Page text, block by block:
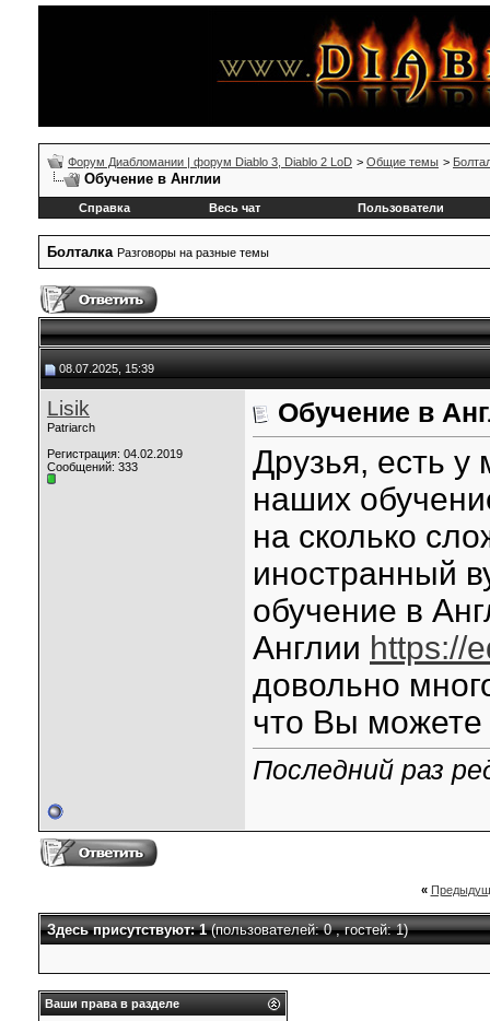
Форум Диабломании | форум Diablo 3, Diablo 2 LoD > Общие темы >
Обучение в Англии
Справка Весь чат Пользователи
Болталка Разговоры на разные темы
08.07.2025, 15:39
Lisik
Patriarch
Регистрация: 04.02.2019
Сообщений: 333
Обучение в
Друзья, есть у
наших
на сколько
иностранный
обучение в
Англии https://
довольно
что Вы можете
Последний раз
«
Здесь присутствуют: 1(пользователей: 0 , гостей: 1)
Ваши права в разделе